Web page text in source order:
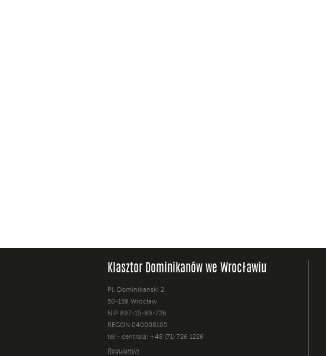
Klasztor Dominikanów we Wrocławiu
Pl. Dominikański 2
50-159 Wrocław
NIP 897-15-89-726
REGON 040008105
tel - centrala: +48 (71) 726 1226
Regulamin